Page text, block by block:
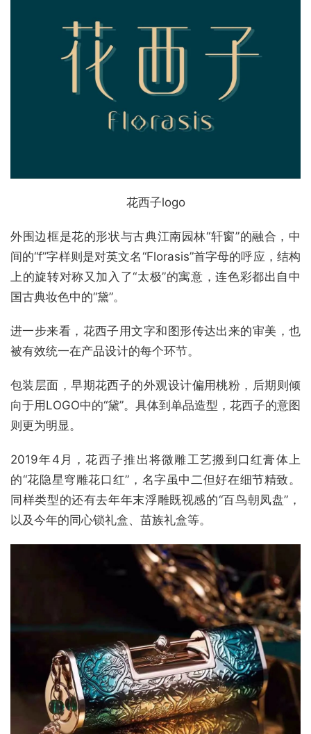
花西子logo
外围边框是花的形状与古典江南园林“轩窗”的融合，中
间的“f”字样则是对英文名“Florasis”首字母的呼应，结构
上的旋转对称又加入了“太极”的寓意，连色彩都出自中
国古典妆色中的“黛”。
进一步来看，花西子用文字和图形传达出来的审美，也
被有效统一在产品设计的每个环节。
包装层面，早期花西子的外观设计偏用桃粉，后期则倾
向于用LOGO中的“黛”。具体到单品造型，花西子的意图
则更为明显。
2019年4月，花西子推出将微雕工艺搬到口红膏体上
的“花隐星穹雕花口红”，名字虽中二但好在细节精致。
同样类型的还有去年年末浮雕既视感的“百鸟朝凤盘”，
以及今年的同心锁礼盒、苗族礼盒等。